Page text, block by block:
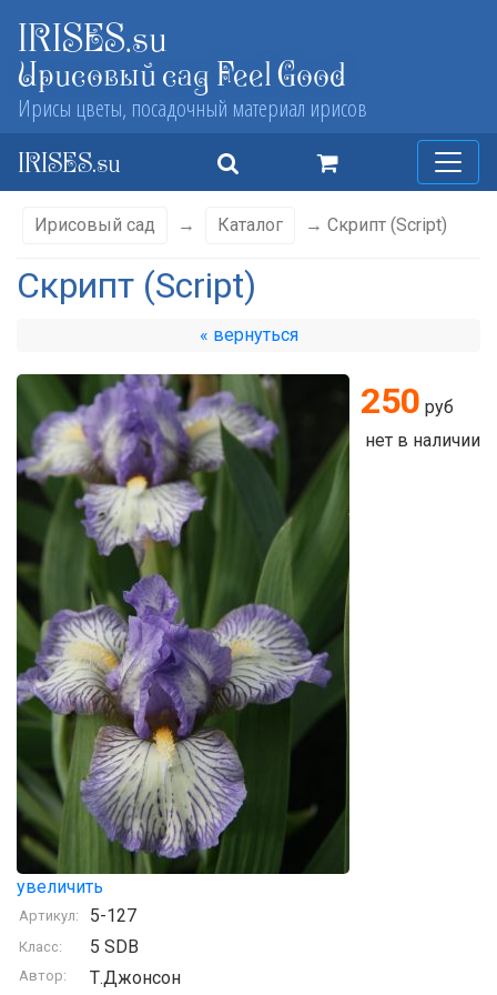
IRISES.su
Ирисовый сад Feel Good
Ирисы цветы, посадочный материал ирисов
IRISES.su
Ирисовый сад → Каталог → Скрипт (Script)
Скрипт (Script)
« вернуться
увеличить
250 руб
нет в наличии
Артикул: 5-127
Класс: 5 SDB
Автор: Т.Джонсон